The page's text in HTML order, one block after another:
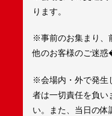
ります。
※事前のお集まり、
他のお客様のご迷
※会場内・外で発生
者は一切責任を負い
い。また、当日の体